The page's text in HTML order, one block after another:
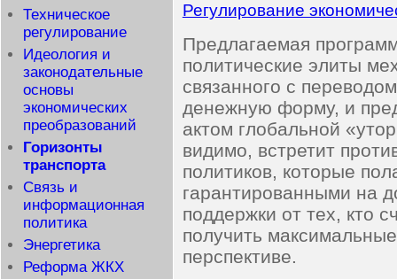
Техническое
регулирование
Идеология и
законодательные
основы
экономических
преобразований
Горизонты
транспорта
Связь и
информационная
политика
Энергетика
Реформа ЖКХ
Регулирование
Предлагаемая
политические элиты
связанного с
денежную форму, и
актом глобальной
видимо, встретит
политиков, которые
гарантированными на
поддержки от тех, кто
получить
перспективе.